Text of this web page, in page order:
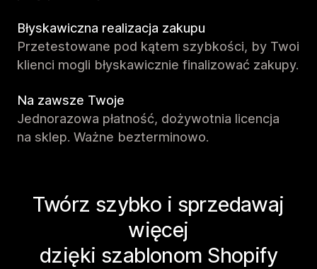
Błyskawiczna realizacja zakupu
Przetestowane pod kątem szybkości, by Twoi
klienci mogli błyskawicznie finalizować zakupy.
Na zawsze Twoje
Jednorazowa płatność, dożywotnia licencja
na sklep. Ważne bezterminowo.
Twórz szybko i sprzedawaj
więcej
dzięki szablonom Shopify